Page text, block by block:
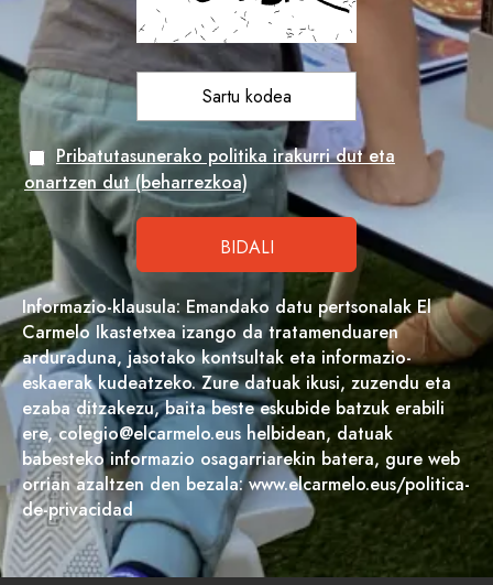
Pribatutasunerako politika irakurri dut eta
onartzen dut (beharrezkoa)
Informazio-klausula: Emandako datu pertsonalak El
Carmelo Ikastetxea izango da tratamenduaren
arduraduna, jasotako kontsultak eta informazio-
eskaerak kudeatzeko. Zure datuak ikusi, zuzendu eta
ezaba ditzakezu, baita beste eskubide batzuk erabili
ere, colegio@elcarmelo.eus helbidean, datuak
babesteko informazio osagarriarekin batera, gure web
orrian azaltzen den bezala: www.elcarmelo.eus/politica-
de-privacidad